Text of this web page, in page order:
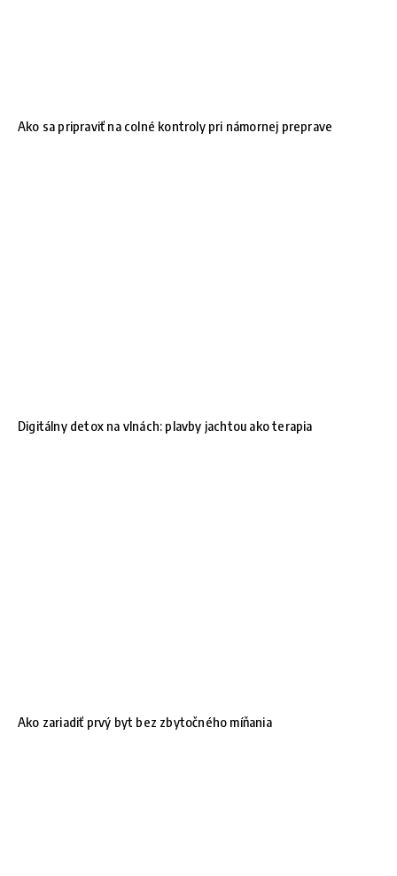
Ako sa pripraviť na colné kontroly pri námornej preprave
Digitálny detox na vlnách: plavby jachtou ako terapia
Ako zariadiť prvý byt bez zbytočného míňania